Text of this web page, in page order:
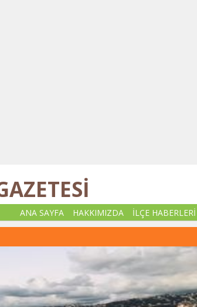
ANA SAYFA HAKKIMIZDA İLÇE HABERLERİ